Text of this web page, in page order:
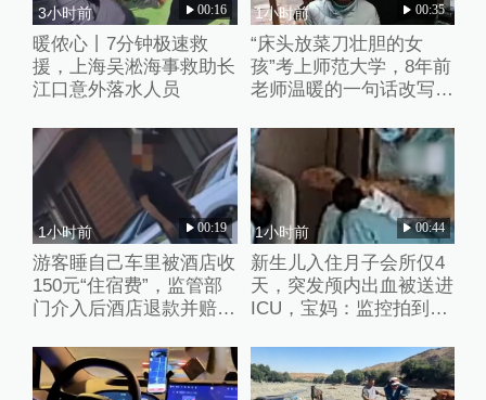
3小时前 00:16
暖侬心丨7分钟极速救
援，上海吴淞海事救助长
江口意外落水人员
1小时前 00:35
“床头放菜刀壮胆的女
孩”考上师范大学，8年前
老师温暖的一句话改写了
1小时前 00:19
游客睡自己车里被酒店收
150元“住宿费”，监管部
门介入后酒店退款并赔偿
1小时前 00:44
新生儿入住月子会所仅4
天，突发颅内出血被送进
ICU，宝妈：监控拍到护